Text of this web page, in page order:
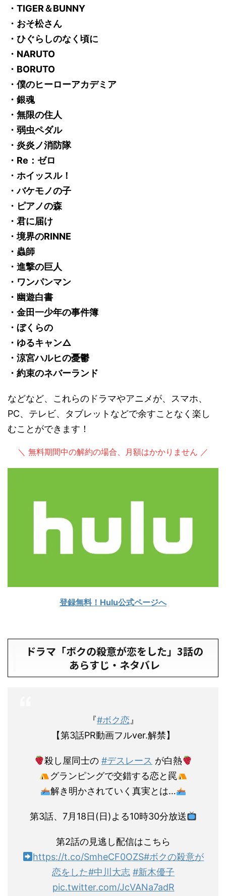
・TIGER＆BUNNY
・おそ松さん
・ひぐらしのなく頃に
・NARUTO
・BORUTO
・僕のヒーローアカデミア
・銀魂
・無限の住人
・弱虫ペダル
・炎炎ノ消防隊
・Re：ゼロ
・ホイッスル！
・バケモノの子
・ピアノの森
・君に届け
・境界のRINNE
・蟲師
・進撃の巨人
・ワンパンマン
・幽遊白書
・金田一少年の事件簿
・ぼくらの
・ゆるキャン△
・涼宮ハルヒの憂鬱
・約束のネバーランド
などなど、これらのドラマやアニメが、スマホ、
PC、テレビ、タブレットなどで余すことなく楽し
むことができます！
＼ 無料期間中の解約の場合、月額はかかりません ／
登録無料！Hulu公式ページへ
ドラマ「ボクの殺意が恋をした」3話の
あらすじ・ネタバレ
『#ボク恋』
【第3話PR動画フルver.解禁】
殺し屋同士の #デスレース が白熱
グランピングで交錯する恋と罠
解き明かされていく真実とは…
第3話、7月18日(日)よる10時30分放送
第2話の見逃し配信はこちら
https://t.co/SmheCF0OZS#ボクの殺意が
恋をした#中川大志 #新木優子
pic.twitter.com/JcVANa7adR